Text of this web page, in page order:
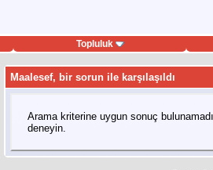
Topluluk
Maalesef, bir sorun ile karşılaşıldı
Arama kriterine uygun sonuç
deneyin.